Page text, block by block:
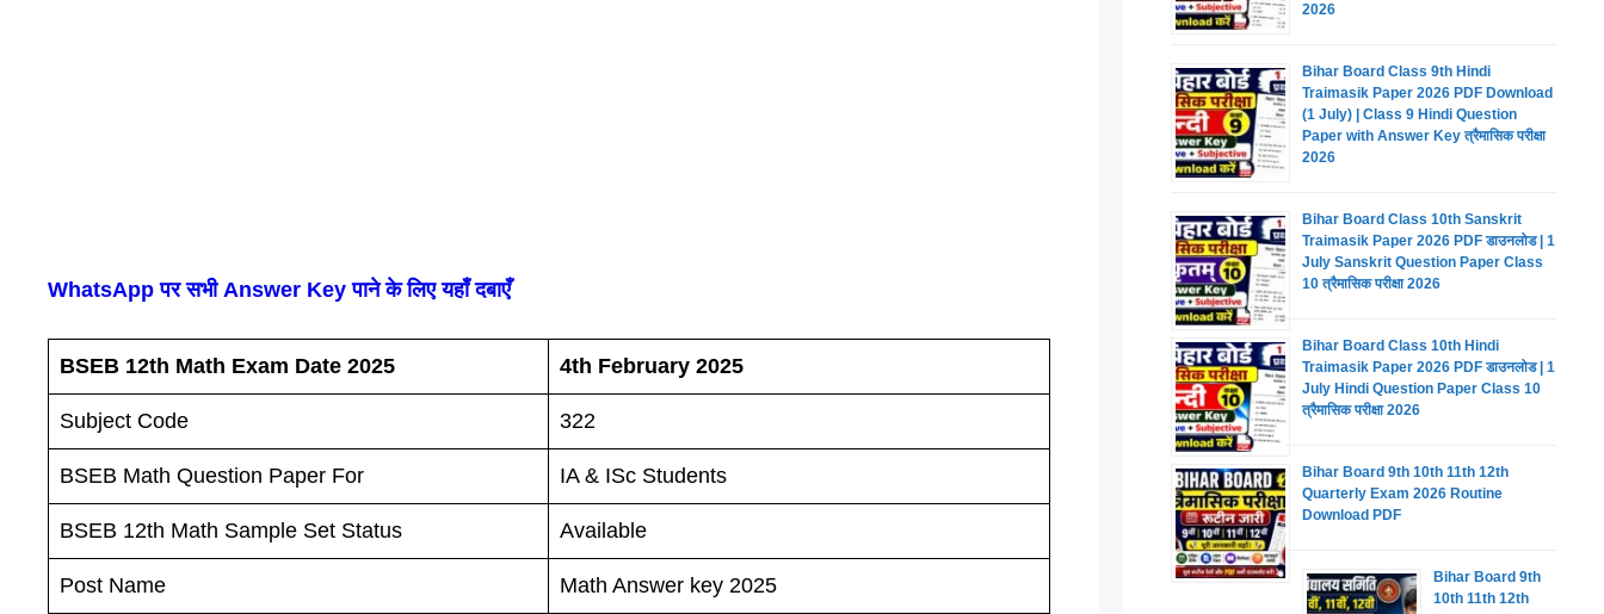
WhatsApp पर सभी Answer Key पाने के लिए यहाँ दबाएँ
BSEB 12th Math Exam Date 2025 4th February 2025
Subject Code 322
BSEB Math Question Paper For IA & ISc Students
BSEB 12th Math Sample Set Status Available
Post Name Math Answer key 2025
2026
Bihar Board Class 9th Hindi
Traimasik Paper 2026 PDF Download
(1 July) | Class 9 Hindi Question
Paper with Answer Key त्रैमासिक परीक्षा
2026
Bihar Board Class 10th Sanskrit
Traimasik Paper 2026 PDF डाउनलोड | 1
July Sanskrit Question Paper Class
10 त्रैमासिक परीक्षा 2026
Bihar Board Class 10th Hindi
Traimasik Paper 2026 PDF डाउनलोड | 1
July Hindi Question Paper Class 10
त्रैमासिक परीक्षा 2026
Bihar Board 9th 10th 11th 12th
Quarterly Exam 2026 Routine
Download PDF
Bihar Board 9th
10th 11th 12th